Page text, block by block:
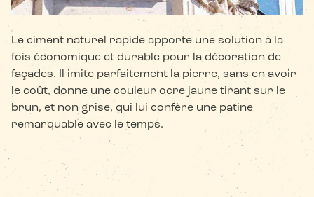
Le ciment naturel rapide apporte une solution à la
fois économique et durable pour la décoration de
façades. Il imite parfaitement la pierre, sans en avoir
le coût, donne une couleur ocre jaune tirant sur le
brun, et non grise, qui lui confère une patine
remarquable avec le temps.